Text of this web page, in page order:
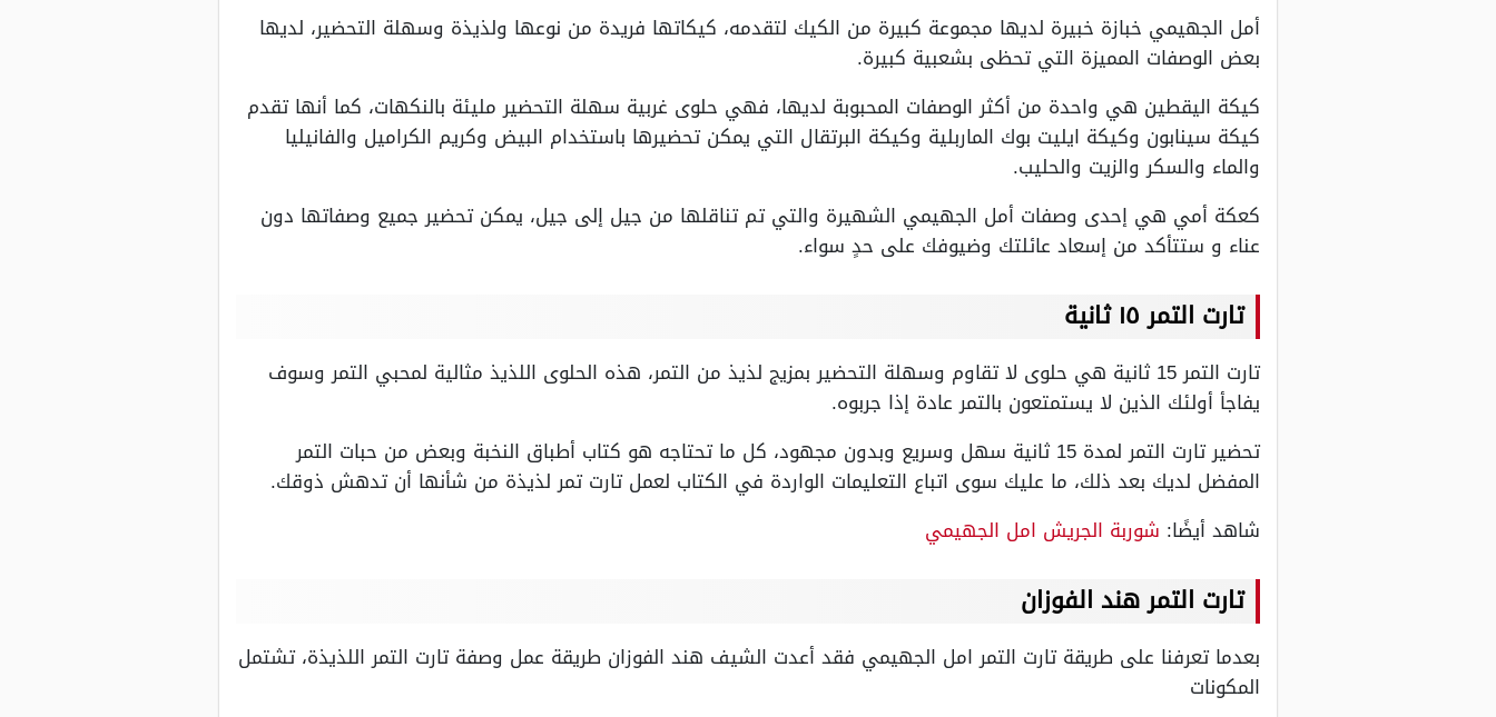
أمل الجهيمي خبازة خبيرة لديها مجموعة كبيرة من الكيك لتقدمه، كيكاتها فريدة من نوعها ولذيذة وسهلة التحضير، لديها
بعض الوصفات المميزة التي تحظى بشعبية كبيرة.
كيكة اليقطين هي واحدة من أكثر الوصفات المحبوبة لديها، فهي حلوى غربية سهلة التحضير مليئة بالنكهات، كما أنها تقدم
كيكة سينابون وكيكة ايليت بوك الماربلية وكيكة البرتقال التي يمكن تحضيرها باستخدام البيض وكريم الكراميل والفانيليا
والماء والسكر والزيت والحليب.
كعكة أمي هي إحدى وصفات أمل الجهيمي الشهيرة والتي تم تناقلها من جيل إلى جيل، يمكن تحضير جميع وصفاتها دون
عناء و ستتأكد من إسعاد عائلتك وضيوفك على حدٍ سواء.
تارت التمر ١٥ ثانية
تارت التمر 15 ثانية هي حلوى لا تقاوم وسهلة التحضير بمزيج لذيذ من التمر، هذه الحلوى اللذيذ مثالية لمحبي التمر وسوف
يفاجأ أولئك الذين لا يستمتعون بالتمر عادة إذا جربوه.
تحضير تارت التمر لمدة 15 ثانية سهل وسريع وبدون مجهود، كل ما تحتاجه هو كتاب أطباق النخبة وبعض من حبات التمر
المفضل لديك بعد ذلك، ما عليك سوى اتباع التعليمات الواردة في الكتاب لعمل تارت تمر لذيذة من شأنها أن تدهش ذوقك.
شاهد أيضًا: شوربة الجريش امل الجهيمي
تارت التمر هند الفوزان
بعدما تعرفنا على طريقة تارت التمر امل الجهيمي فقد أعدت الشيف هند الفوزان طريقة عمل وصفة تارت التمر اللذيذة، تشتمل
المكونات